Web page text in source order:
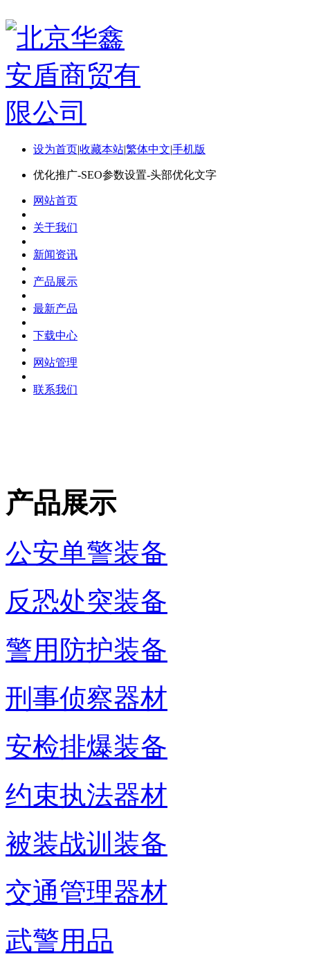
设为首页|收藏本站|繁体中文|手机版
优化推广-SEO参数设置-头部优化文字
网站首页
关于我们
新闻资讯
产品展示
最新产品
下载中心
网站管理
联系我们
产品展示
公安单警装备
反恐处突装备
警用防护装备
刑事侦察器材
安检排爆装备
约束执法器材
被装战训装备
交通管理器材
武警用品